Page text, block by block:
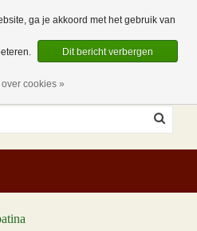
0 Artikelen
ga je akkoord met het gebruik van
Dit bericht verbergen
over cookies »